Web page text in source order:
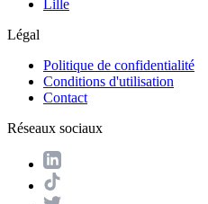
Lille
Légal
Politique de confidentialité
Conditions d'utilisation
Contact
Réseaux sociaux